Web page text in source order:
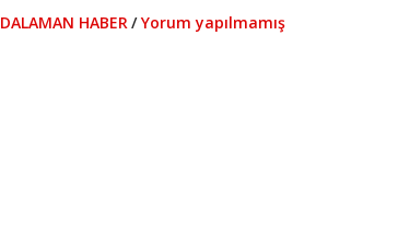
DALAMAN HABER/ Yorum yapılmamış